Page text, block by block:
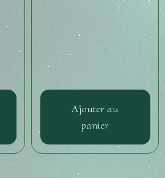
Ajouter au
panier